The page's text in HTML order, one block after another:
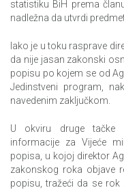
statistiku BiH prema
nadležna da utvrdi
Iako je u toku rasprave
da nije jasan zakonski
popisu po kojem se od
Jedinstveni program,
navedenim zaključkom.
U okviru druge tačke
informacije za Vijeće
popisa, u kojoj direktor
zakonskog roka objave
popisu, tražeći da se